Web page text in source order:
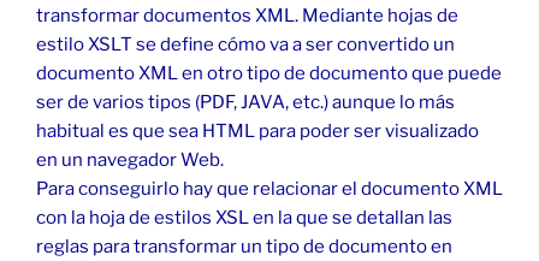
transformar documentos XML. Mediante hojas de
estilo XSLT se define cómo va a ser convertido un
documento XML en otro tipo de documento que puede
ser de varios tipos (PDF, JAVA, etc.) aunque lo más
habitual es que sea HTML para poder ser visualizado
en un navegador Web.
Para conseguirlo hay que relacionar el documento XML
con la hoja de estilos XSL en la que se detallan las
reglas para transformar un tipo de documento en